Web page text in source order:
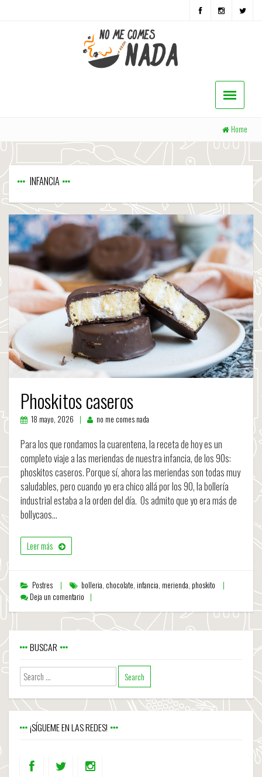
Home
INFANCIA
Phoskitos caseros
18 mayo, 2026 no me comes nada
Para los que rondamos la cuarentena, la receta de hoy es un
completo viaje a las meriendas de nuestra infancia, de los 90s:
phoskitos caseros. Porque sí, ahora las meriendas son todas muy
saludables, pero cuando yo era chico allá por los 90, la bollería
industrial estaba a la orden del día. Os admito que yo era más de
bollycaos…
Leer más
Postres bolleria, chocolate, infancia, merienda, phoskito
Deja un comentario
BUSCAR
¡SÍGUEME EN LAS REDES!